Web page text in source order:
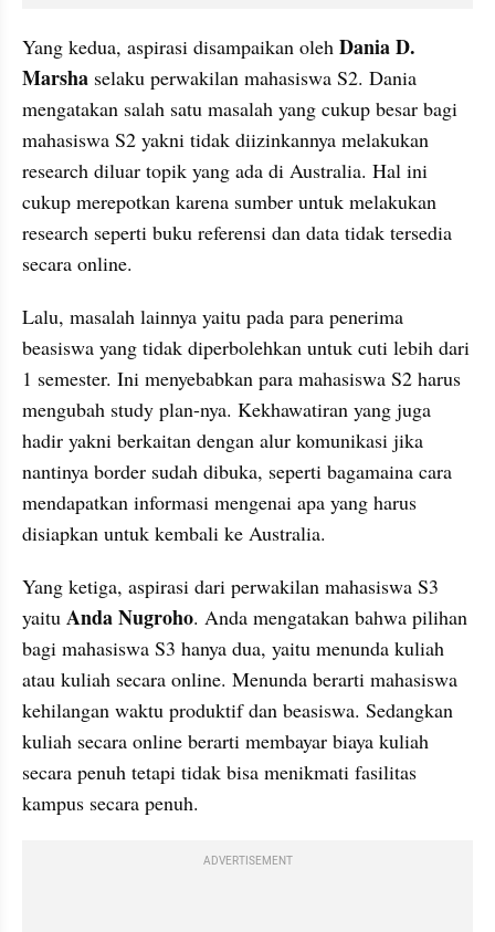
Yang kedua, aspirasi disampaikan oleh Dania D.
Marsha selaku perwakilan mahasiswa S2. Dania
mengatakan salah satu masalah yang cukup besar bagi
mahasiswa S2 yakni tidak diizinkannya melakukan
research diluar topik yang ada di Australia. Hal ini
cukup merepotkan karena sumber untuk melakukan
research seperti buku referensi dan data tidak tersedia
secara online.
Lalu, masalah lainnya yaitu pada para penerima
beasiswa yang tidak diperbolehkan untuk cuti lebih dari
1 semester. Ini menyebabkan para mahasiswa S2 harus
mengubah study plan-nya. Kekhawatiran yang juga
hadir yakni berkaitan dengan alur komunikasi jika
nantinya border sudah dibuka, seperti bagamaina cara
mendapatkan informasi mengenai apa yang harus
disiapkan untuk kembali ke Australia.
Yang ketiga, aspirasi dari perwakilan mahasiswa S3
yaitu Anda Nugroho. Anda mengatakan bahwa pilihan
bagi mahasiswa S3 hanya dua, yaitu menunda kuliah
atau kuliah secara online. Menunda berarti mahasiswa
kehilangan waktu produktif dan beasiswa. Sedangkan
kuliah secara online berarti membayar biaya kuliah
secara penuh tetapi tidak bisa menikmati fasilitas
kampus secara penuh.
ADVERTISEMENT